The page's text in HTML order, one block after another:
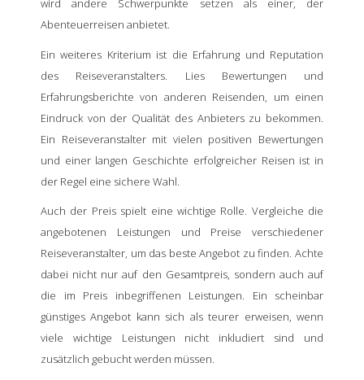
wird andere Schwerpunkte setzen als einer, der
Abenteuerreisen anbietet.
Ein weiteres Kriterium ist die Erfahrung und Reputation
des Reiseveranstalters. Lies Bewertungen und
Erfahrungsberichte von anderen Reisenden, um einen
Eindruck von der Qualität des Anbieters zu bekommen.
Ein Reiseveranstalter mit vielen positiven Bewertungen
und einer langen Geschichte erfolgreicher Reisen ist in
der Regel eine sichere Wahl.
Auch der Preis spielt eine wichtige Rolle. Vergleiche die
angebotenen Leistungen und Preise verschiedener
Reiseveranstalter, um das beste Angebot zu finden. Achte
dabei nicht nur auf den Gesamtpreis, sondern auch auf
die im Preis inbegriffenen Leistungen. Ein scheinbar
günstiges Angebot kann sich als teurer erweisen, wenn
viele wichtige Leistungen nicht inkludiert sind und
zusätzlich gebucht werden müssen.